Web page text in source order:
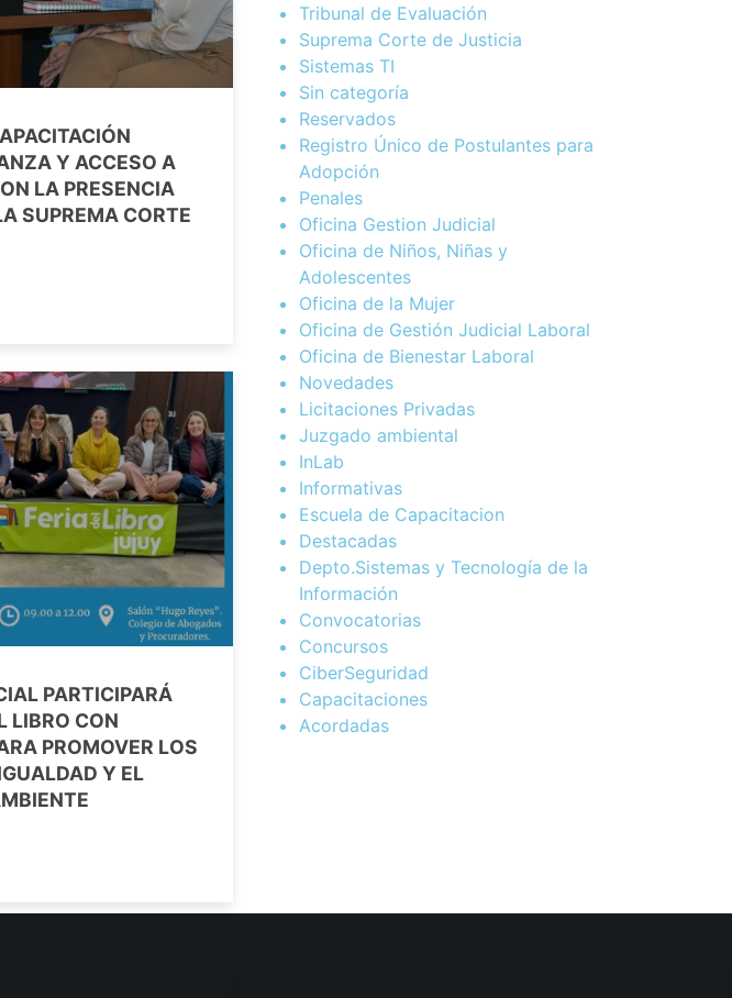
Y ACCESO A
LA PRESENCIA
SUPREMA CORTE
PARTICIPARÁ
LIBRO CON
PROMOVER LOS
Y EL
Tribunal de Evaluación
Suprema Corte de Justicia
Sistemas TI
Sin categoría
Reservados
Registro Único de Postulantes para
Adopción
Penales
Oficina Gestion Judicial
Oficina de Niños, Niñas y
Adolescentes
Oficina de la Mujer
Oficina de Gestión Judicial Laboral
Oficina de Bienestar Laboral
Novedades
Licitaciones Privadas
Juzgado ambiental
InLab
Informativas
Escuela de Capacitacion
Destacadas
Depto.Sistemas y Tecnología de la
Información
Convocatorias
Concursos
CiberSeguridad
Capacitaciones
Acordadas